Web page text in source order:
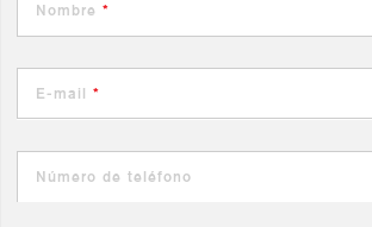
Nombre *
E-mail *
Número de teléfono